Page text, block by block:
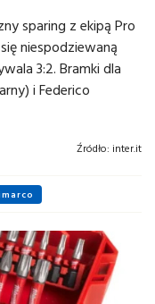
sparing z ekipą Pro
niespodziewaną
3:2. Bramki dla
i Federico
Źródło: inter.it